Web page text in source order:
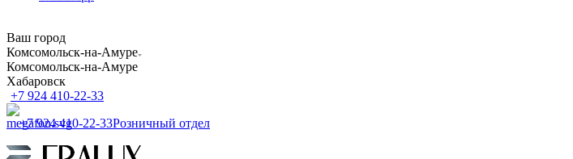
Ваш город
Комсомольск-на-Амуре
Комсомольск-на-Амуре
Хабаровск
+7 924 410-22-33
+7 924 410-22-33Розничный отдел